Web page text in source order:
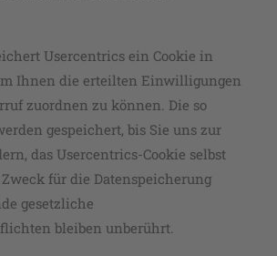
Usercentrics ein Cookie in
Ihnen die erteilten Einwilligungen
zuordnen zu können. Die so
gespeichert, bis Sie uns zur
das Usercentrics-Cookie selbst
für die Datenspeicherung
gesetzliche
bleiben unberührt.